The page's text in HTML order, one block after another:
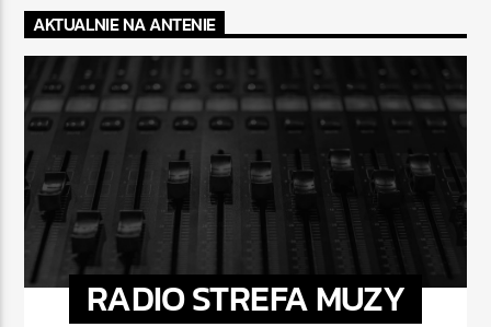
AKTUALNIE NA ANTENIE
RADIO STREFA MUZY